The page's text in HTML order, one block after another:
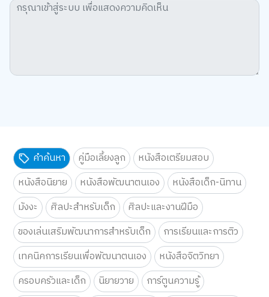
คำค้นหา คู่มือเลี้ยงลูก
หนังสือเตรียมสอบ
หนังสือนิยาย
หนังสือพัฒนาตนเอง
หนังสือเด็ก-นิทาน
มังงะ
ศิลปะสำหรับเด็ก
ศิลปะและงานฝีมือ
ของเล่นเสริมพัฒนาการสำหรับเด็ก
การเรียนและการติว
เทคนิคการเรียนเพื่อพัฒนาตนเอง
หนังสือจิตวิทยา
ครอบครัวและเด็ก
นิยายวาย
การ์ตูนความรู้